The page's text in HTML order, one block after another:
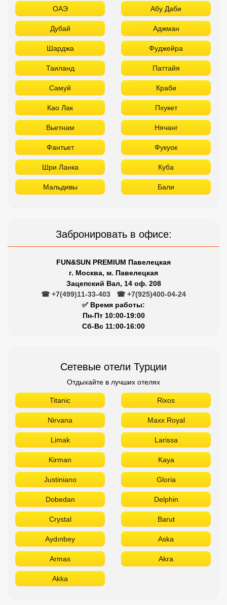
ОАЭ Абу Даби
Дубай Аджман
Шарджа Фуджейра
Таиланд Паттайя
Самуй Краби
Као Лак Пхукет
Вьетнам Нячанг
Фантьет Фукуок
Шри Ланка Куба
Мальдивы Бали
Забронировать в офисе:
FUN&SUN PREMIUM Павелецкая
г. Москва, м. Павелецкая
Зацепский Вал, 14 оф. 208
☎ +7(499)11-33-403
☎ +7(925)400-04-24
✅ Время работы:
Пн-Пт 10:00-19:00
Сб-Вс 11:00-16:00
Сетевые отели Турции
Отдыхайте в лучших отелях
Titanic Rixos
Nirvana Maxx Royal
Limak Larissa
Kirman Kaya
Justiniano Gloria
Dobedan Delphin
Crystal Barut
Aydınbey Aska
Armas Akra
Akka